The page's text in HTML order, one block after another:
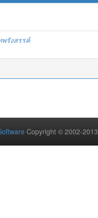
รังสรรค์
Copyright © 2002-2013